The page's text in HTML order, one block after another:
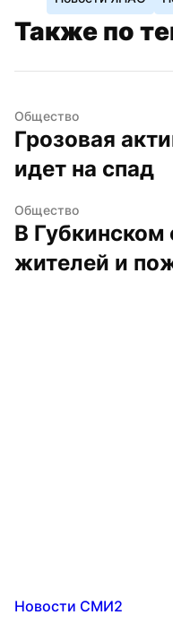
Также по
Общество
Грозовая
идет на спад
Общество
В Губкинском
жителей и
Новости СМИ2